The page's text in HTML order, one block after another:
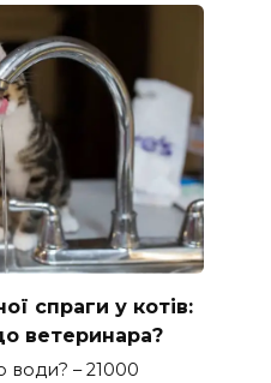
спраги у котів:
ветеринара?
води? – 21000